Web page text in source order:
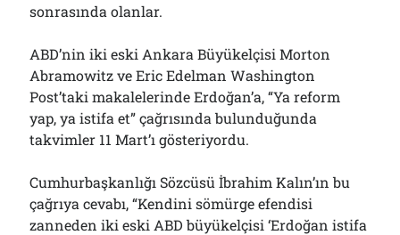
sonrasında olanlar.
ABD’nin iki eski Ankara Büyükelçisi Morton
Abramowitz ve Eric Edelman Washington
Post’taki makalelerinde Erdoğan’a, “Ya reform
yap, ya istifa et” çağrısında bulunduğunda
takvimler 11 Mart’ı gösteriyordu.
Cumhurbaşkanlığı Sözcüsü İbrahim Kalın’ın bu
çağrıya cevabı, “Kendini sömürge efendisi
zanneden iki eski ABD büyükelçisi ‘Erdoğan istifa